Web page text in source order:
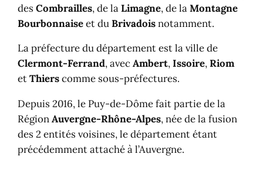
desCombrailles, de laLimagne, de laMontagne
Bourbonnaiseet duBrivadoisnotamment.
La préfecture du département est la ville de
Clermont-Ferrand, avecAmbert,Issoire,Riom
etThierscomme sous-préfectures.
Depuis 2016, le Puy-de-Dôme fait partie de la
RégionAuvergne-Rhône-Alpes, née de la fusion
des 2 entités voisines, le département étant
précédemment attaché à l’Auvergne.